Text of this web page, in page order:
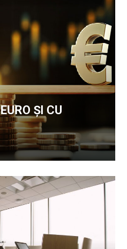
ȘI CU